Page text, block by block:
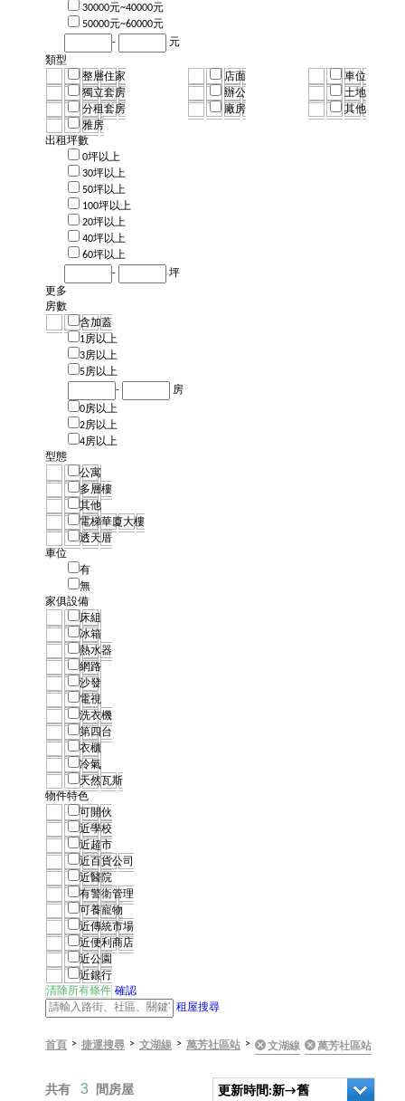
30000元~40000元
50000元~60000元
-
元
類型
整層住家
獨立套房
分租套房
雅房
店面
辦公
廠房
車位
土地
其他
出租坪數
0坪以上
30坪以上
50坪以上
100坪以上
20坪以上
40坪以上
60坪以上
-
坪
更多
房數
含加蓋
1房以上
3房以上
5房以上
-
房
0房以上
2房以上
4房以上
型態
公寓
多層樓
其他
電梯華廈大樓
透天厝
車位
有
無
家俱設備
床組
冰箱
熱水器
網路
沙發
電視
洗衣機
第四台
衣櫃
冷氣
天然瓦斯
物件特色
可開伙
近學校
近超市
近百貨公司
近醫院
有警衛管理
可養寵物
近傳統市場
近便利商店
近公園
近銀行
清除所有條件 確認
租屋搜尋
首頁 > 捷運搜尋 > 文湖線 > 萬芳社區站 > 文湖線 萬芳社區站
共有 3 間房屋 更新時間:新→舊